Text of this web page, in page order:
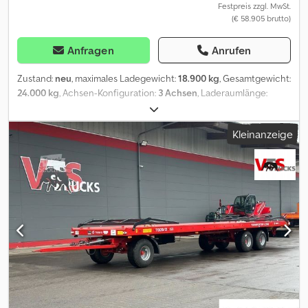
Festpreis zzgl. MwSt.
(€ 58.905 brutto)
Anfragen Anrufen
Zustand: neu, maximales Ladegewicht:18.900 kg, Gesamtgewicht:
24.000 kg, Achsen-Konfiguration: 3 Achsen, Laderaumlänge:
2.480 mm
24,0: ----Bremse: * Wabco EBS-E (elektr. Bremssystem) *
Notlöseeinrichtung für Federspeicherzylinder *
Trommelbremsen ----Federung: * Luftfederungmit man.
Absenkung hinten ----Achse: * 3 x 11 to. Gigant Achsen *
Mittelachse liftbar ----Zugschere: * pneumatisch absenkbare
Zugschere 2.100 mm lang mit 40 mm Zugoese &
Höhenverstelleinrichtung ----Elektrik / Beleuchtung: * LED-
schlußleuchten * 15- poilger Stromstecker * RDÜ (
Reifendrucküberwachungssystem ) ----Allgemeine Anbauteile: *
Werkzeugkasten aus gepulverten Stahlblech( B: 1.000 mm x H: 300
mm T: 450 mm ) * Ablagekasten für Containernetze aus
verzinktem Stahlblech ( B: 960 mm x H: 300 x T 450 mm ) *
seitlicher Anfahrschutz * Kunststoff-Viertelkotflügel mit
Kleinanzeige